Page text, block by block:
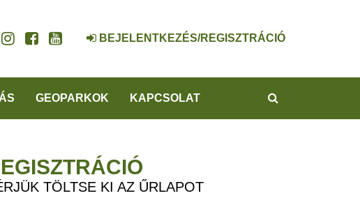
BEJELENTKEZÉS/REGISZTRÁCIÓ
GEOPARKOK KAPCSOLAT
TÖLTSE KI AZ ŰRLAPOT